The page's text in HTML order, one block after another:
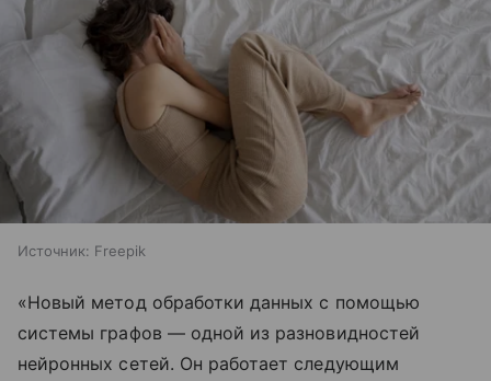
Источник: Freepik
«Новый метод обработки данных с помощью
системы графов — одной из разновидностей
нейронных сетей. Он работает следующим